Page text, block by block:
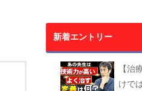
新着エントリー
【治
けで